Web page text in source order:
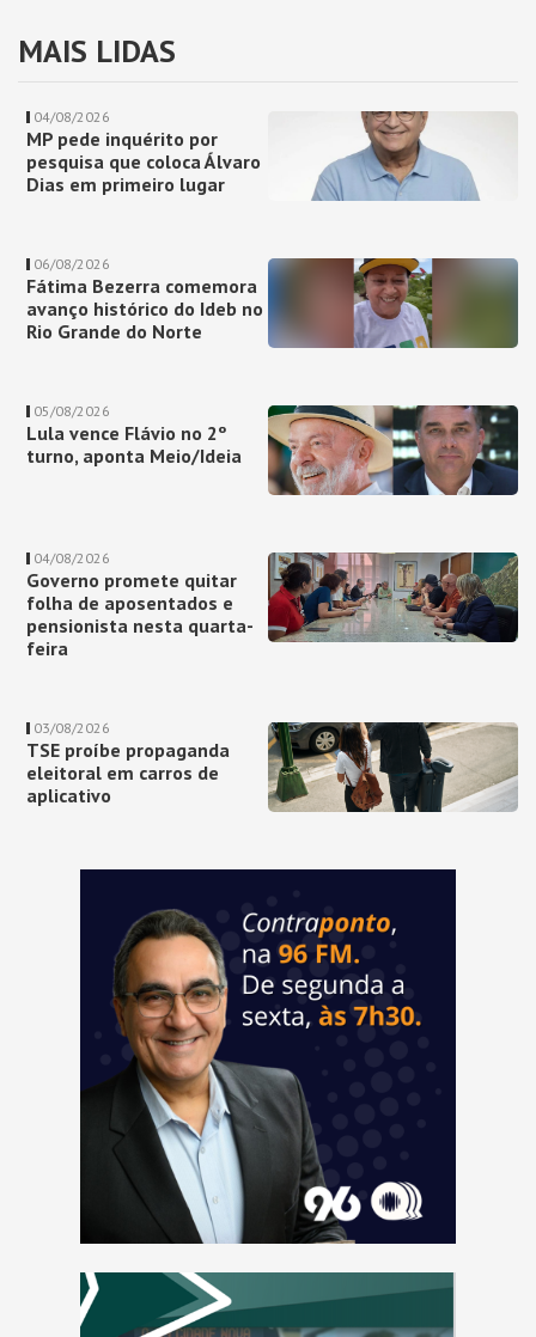
MAIS LIDAS
04/08/2026
MP pede inquérito por
pesquisa que coloca Álvaro
Dias em primeiro lugar
06/08/2026
Fátima Bezerra comemora
avanço histórico do Ideb no
Rio Grande do Norte
05/08/2026
Lula vence Flávio no 2º
turno, aponta Meio/Ideia
04/08/2026
Governo promete quitar
folha de aposentados e
pensionista nesta quarta-
feira
03/08/2026
TSE proíbe propaganda
eleitoral em carros de
aplicativo